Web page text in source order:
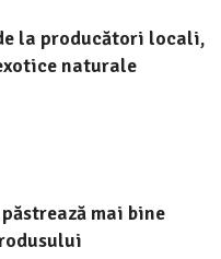
la producători locali,
naturale
mai bine